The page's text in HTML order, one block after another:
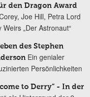
den Dragon Award
Joe Hill, Petra Lord
„Der Astronaut“
des Stephen
Ein genialer
Persönlichkeiten
to Derry“ - In der